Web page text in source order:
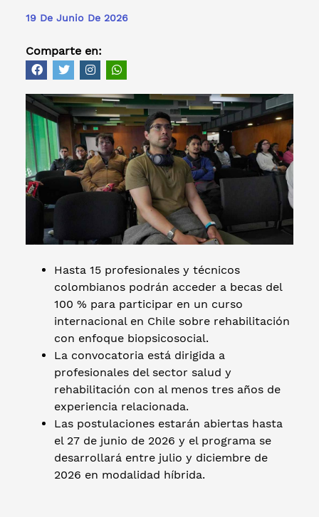
19 De Junio De 2026
Comparte en:
Hasta 15 profesionales y técnicos
colombianos podrán acceder a becas del
100 % para participar en un curso
internacional en Chile sobre rehabilitación
con enfoque biopsicosocial.
La convocatoria está dirigida a
profesionales del sector salud y
rehabilitación con al menos tres años de
experiencia relacionada.
Las postulaciones estarán abiertas hasta
el 27 de junio de 2026 y el programa se
desarrollará entre julio y diciembre de
2026 en modalidad híbrida.